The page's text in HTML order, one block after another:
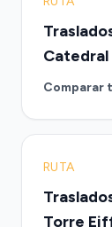
Comparar
RUTA
Torre